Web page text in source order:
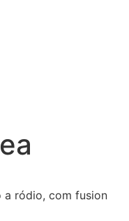
a ródio, com fusion